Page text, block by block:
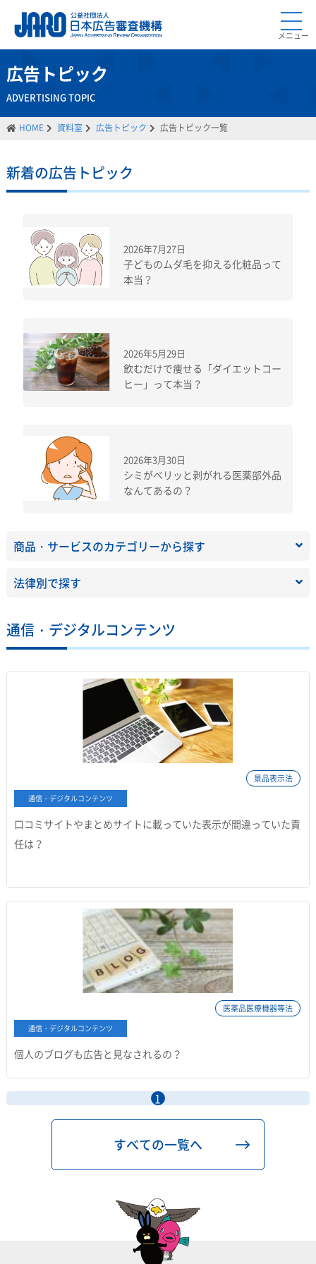
メニュー
広告トピック
ADVERTISING TOPIC
HOME 資料室 広告トピック 広告トピック一覧
新着の広告トピック
2026年7月27日
子どものムダ毛を抑える化粧品って
本当？
2026年5月29日
飲むだけで痩せる「ダイエットコー
ヒー」って本当？
2026年3月30日
シミがベリッと剥がれる医薬部外品
なんてあるの？
商品・サービスのカテゴリーから探す
法律別で探す
通信・デジタルコンテンツ
景品表示法
通信・デジタルコンテンツ
口コミサイトやまとめサイトに載っていた表示が間違っていた責
任は？
医薬品医療機器等法
通信・デジタルコンテンツ
個人のブログも広告と見なされるの？
1
すべての一覧へ